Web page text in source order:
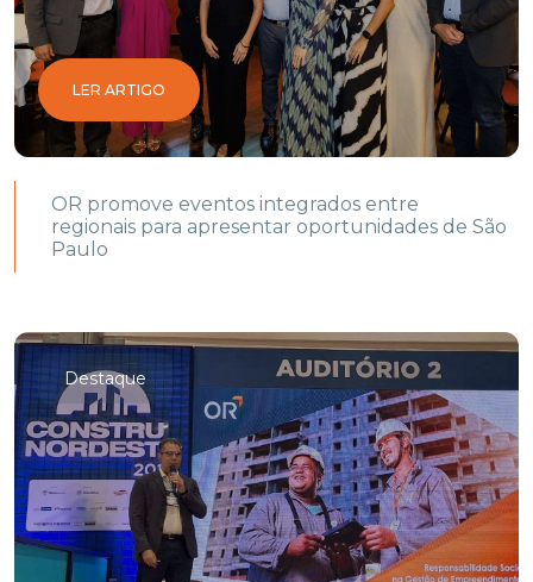
LER ARTIGO
OR promove eventos integrados entre
regionais para apresentar oportunidades de São
Paulo
Destaque